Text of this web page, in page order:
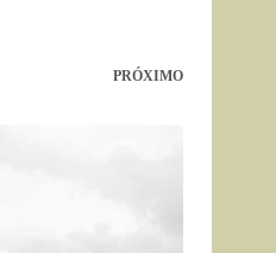
PRÓXIMO